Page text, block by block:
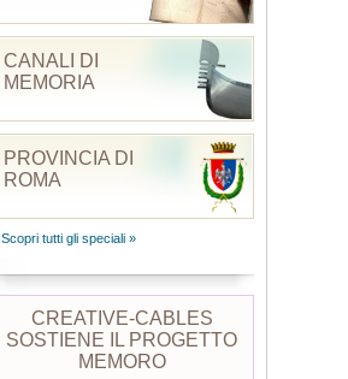
CANALI DI
MEMORIA
PROVINCIA DI
ROMA
Scopri tutti gli speciali »
CREATIVE-CABLES
SOSTIENE IL PROGETTO
MEMORO